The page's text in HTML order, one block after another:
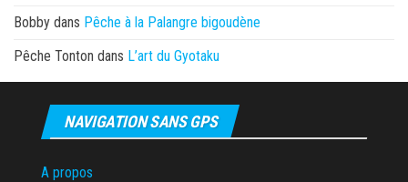
Bobby dans Pêche à la Palangre bigoudène
Pêche Tonton dans L’art du Gyotaku
NAVIGATION SANS GPS
A propos